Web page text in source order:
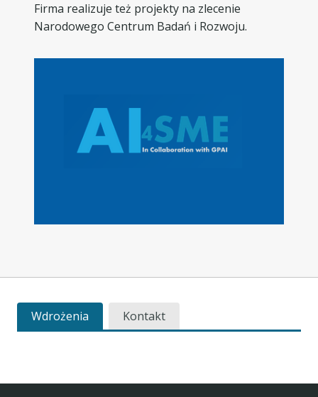
Firma realizuje też projekty na zlecenie
Narodowego Centrum Badań i Rozwoju.
Wdrożenia Kontakt